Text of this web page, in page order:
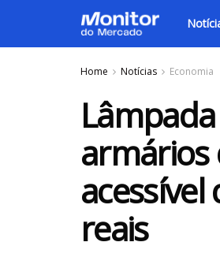
Home Notícias Economia
armários
reais